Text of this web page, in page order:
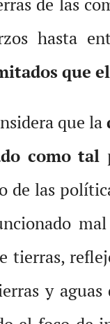
hasta
que
que la
como tal
de las
tierras,
y